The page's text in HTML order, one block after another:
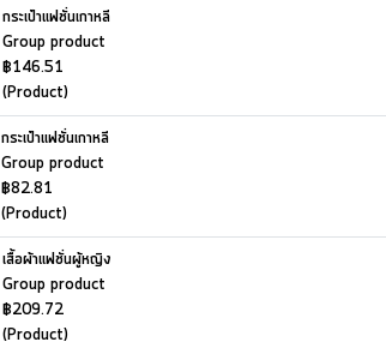
กระเป๋าแฟชั่นเกาหลี
Group product
฿146.51
(Product)
กระเป๋าแฟชั่นเกาหลี
Group product
฿82.81
(Product)
เสื้อผ้าแฟชั่นผู้หญิง
Group product
฿209.72
(Product)